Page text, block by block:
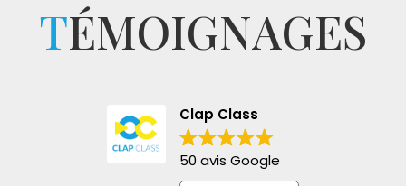
TÉMOIGNAGES
Clap Class
50 avis Google